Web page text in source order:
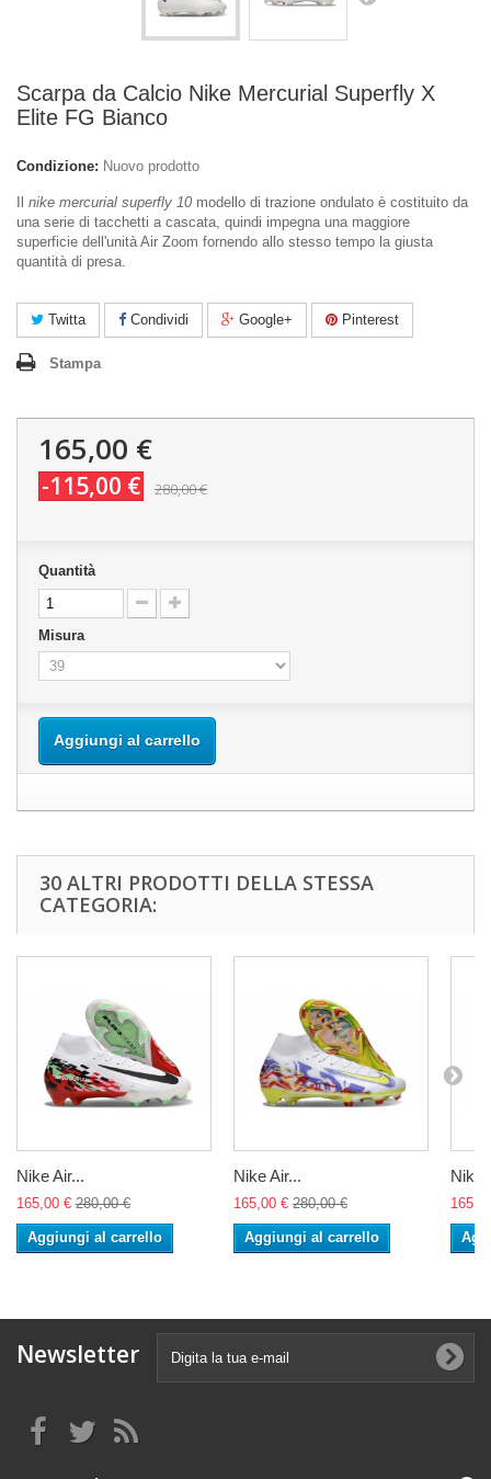
Scarpa da Calcio Nike Mercurial Superfly X
Elite FG Bianco
Condizione: Nuovo prodotto
nike mercurial superfly 10 modello di trazione ondulato è costituito da
una serie di tacchetti a cascata, quindi impegna una maggiore
superficie dell'unità Air Zoom fornendo allo stesso tempo la giusta
quantità di presa.
Twitta Condividi Google+ Pinterest
Stampa
165,00 €
-115,00 € 280,00 €
Quantità
Misura
Aggiungi al carrello
30 ALTRI PRODOTTI DELLA STESSA
CATEGORIA:
Nike Air...
165,00 € 280,00 €
Aggiungi al carrello
Nike Air...
165,00 € 280,00 €
Aggiungi al carrello
Nike
Newsletter